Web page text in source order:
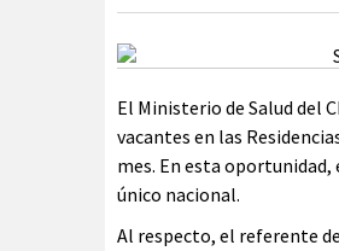
El Ministerio de Salud del
vacantes en las
mes. En esta
único nacional.
Al respecto, el referente